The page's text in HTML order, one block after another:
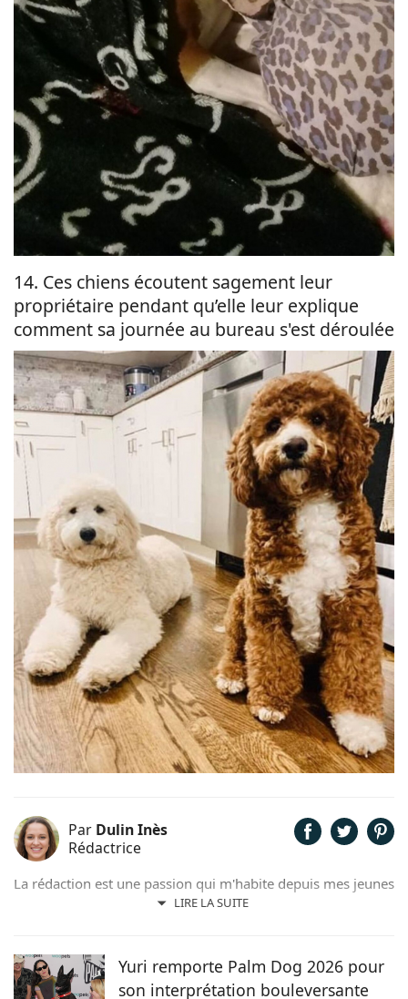
14. Ces chiens écoutent sagement leur
propriétaire pendant qu’elle leur explique
comment sa journée au bureau s'est déroulée
Par Dulin Inès
Rédactrice
LIRE LA SUITE
La rédaction est une passion qui m'habite depuis mes jeunes
années. Férue de poésie et de littérature, il m'arrivait de
rédaction web et ainsi faire de mon hobby, un métier !
Yuri remporte Palm Dog 2026 pour
son interprétation bouleversante